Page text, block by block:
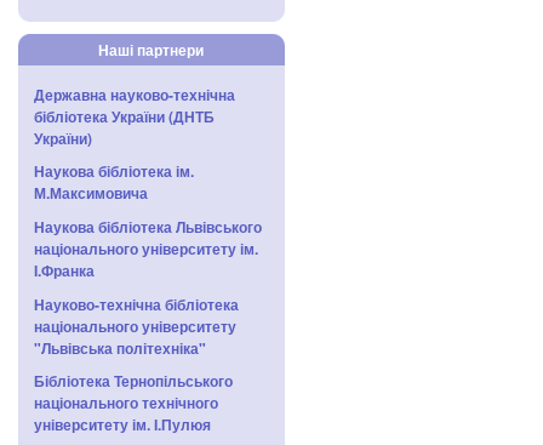
Наші партнери
Державна науково-технічна
бібліотека України (ДНТБ
України)
Наукова бібліотека ім.
М.Максимовича
Наукова бібліотека Львівського
національного університету ім.
І.Франка
Науково-технічна бібліотека
національного університету
"Львівська політехніка"
Бібліотека Тернопільського
національного технічного
університету ім. І.Пулюя